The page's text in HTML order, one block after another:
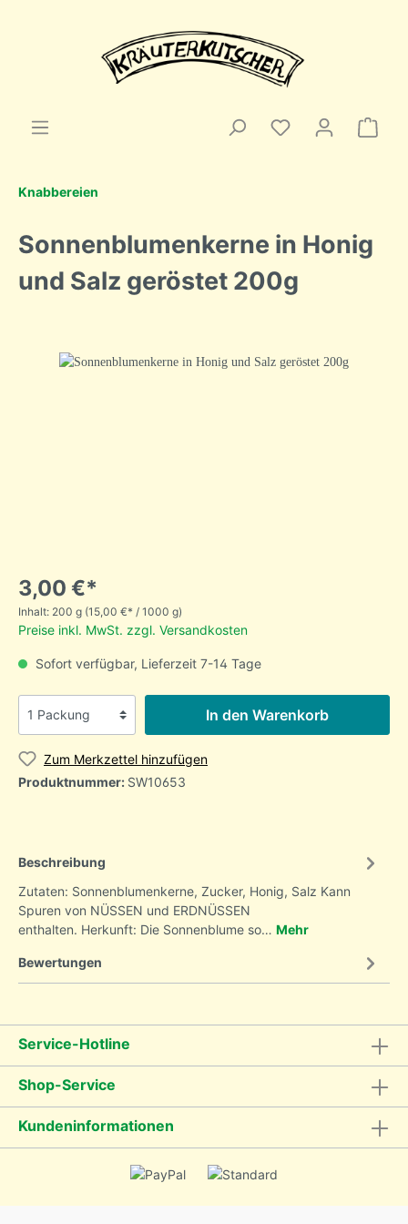
Knabbereien
Sonnenblumenkerne in Honig
und Salz geröstet 200g
3,00 €*
Inhalt: 200 g (15,00 €* / 1000 g)
Preise inkl. MwSt. zzgl. Versandkosten
Sofort verfügbar, Lieferzeit 7-14 Tage
In den Warenkorb
Zum Merkzettel hinzufügen
Produktnummer: SW10653
Beschreibung
Zutaten: Sonnenblumenkerne, Zucker, Honig, Salz Kann
Spuren von NÜSSEN und ERDNÜSSEN
enthalten. Herkunft: Die Sonnenblume so… Mehr
Bewertungen
Service-Hotline
Shop-Service
Kundeninformationen